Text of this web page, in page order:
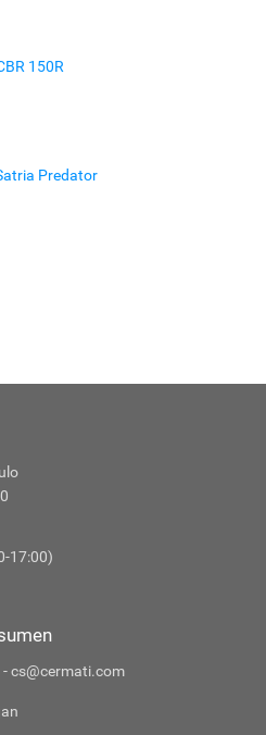
150R
Predator
17:00)
cs@cermati.com